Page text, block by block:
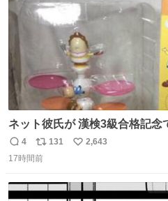
ネット彼氏が 漢検3級合格記念
返
信
4
リ
ポ
ト
131
い
数
2,643
17時間前